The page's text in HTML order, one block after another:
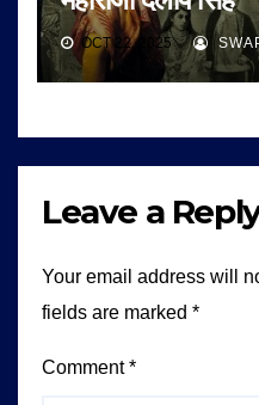
OCT 22, 2025
Leave a
Your email address will
fields are marked *
Comment*